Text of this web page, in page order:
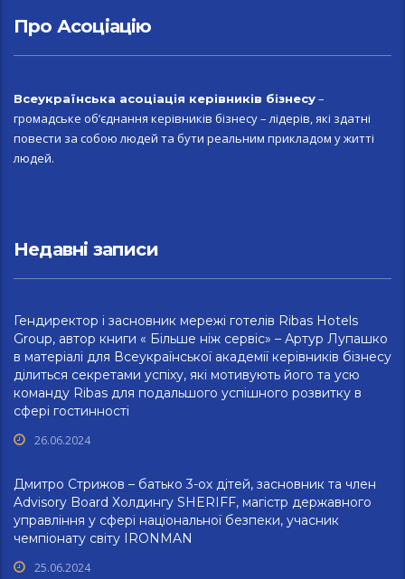
Про Асоціацію
Всеукраїнська асоціація керівників бізнесу–
громадське об’єднання керівників бізнесу – лідерів, які здатні
повести за собою людей та бути реальним прикладом у житті
людей.
Недавні записи
Гендиректор і засновник мережі готелів Ribas Hotels
Group, автор книги « Більше ніж сервіс» – Артур Лупашко
в матеріалі для Всеукраїнської академії керівників бізнесу
ділиться секретами успіху, які мотивують його та усю
команду Ribas для подальшого успішного розвитку в
сфері гостинності
26.06.2024
Дмитро Стрижов – батько 3-ох дітей, засновник та член
Advisory Board Холдингу SHERIFF, магістр державного
управління у сфері національної безпеки, учасник
чемпіонату світу IRONMAN
25.06.2024